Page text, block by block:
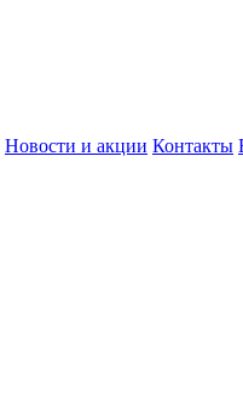
Новости и акции Контакты